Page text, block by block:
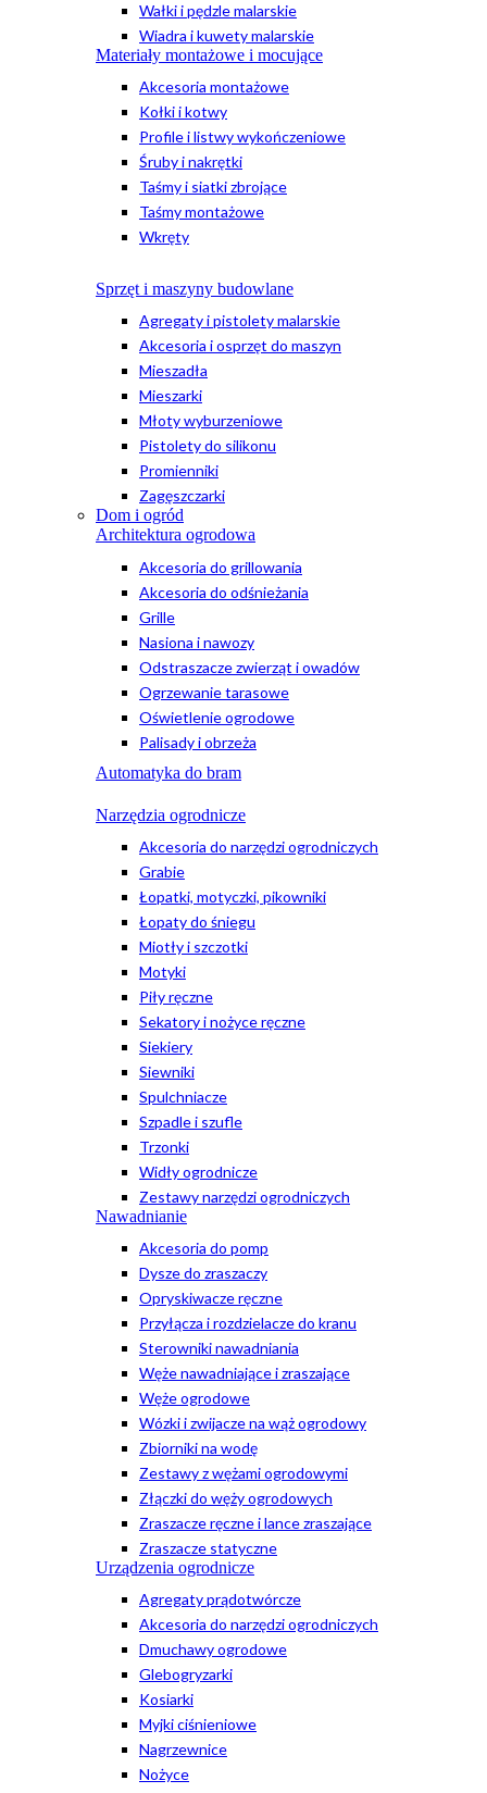
Wałki i pędzle malarskie
Wiadra i kuwety malarskie
Materiały montażowe i mocujące
Akcesoria montażowe
Kołki i kotwy
Profile i listwy wykończeniowe
Śruby i nakrętki
Taśmy i siatki zbrojące
Taśmy montażowe
Wkręty
Sprzęt i maszyny budowlane
Agregaty i pistolety malarskie
Akcesoria i osprzęt do maszyn
Mieszadła
Mieszarki
Młoty wyburzeniowe
Pistolety do silikonu
Promienniki
Zagęszczarki
Dom i ogród
Architektura ogrodowa
Akcesoria do grillowania
Akcesoria do odśnieżania
Grille
Nasiona i nawozy
Odstraszacze zwierząt i owadów
Ogrzewanie tarasowe
Oświetlenie ogrodowe
Palisady i obrzeża
Automatyka do bram
Narzędzia ogrodnicze
Akcesoria do narzędzi ogrodniczych
Grabie
Łopatki, motyczki, pikowniki
Łopaty do śniegu
Miotły i szczotki
Motyki
Piły ręczne
Sekatory i nożyce ręczne
Siekiery
Siewniki
Spulchniacze
Szpadle i szufle
Trzonki
Widły ogrodnicze
Zestawy narzędzi ogrodniczych
Nawadnianie
Akcesoria do pomp
Dysze do zraszaczy
Opryskiwacze ręczne
Przyłącza i rozdzielacze do kranu
Sterowniki nawadniania
Węże nawadniające i zraszające
Węże ogrodowe
Wózki i zwijacze na wąż ogrodowy
Zbiorniki na wodę
Zestawy z wężami ogrodowymi
Złączki do węży ogrodowych
Zraszacze ręczne i lance zraszające
Zraszacze statyczne
Urządzenia ogrodnicze
Agregaty prądotwórcze
Akcesoria do narzędzi ogrodniczych
Dmuchawy ogrodowe
Glebogryzarki
Kosiarki
Myjki ciśnieniowe
Nagrzewnice
Nożyce